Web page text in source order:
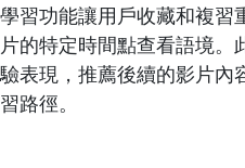
學習功能讓用戶收藏和複習
片的特定時間點查看語境
驗表現，推薦後續的影片內
習路徑。